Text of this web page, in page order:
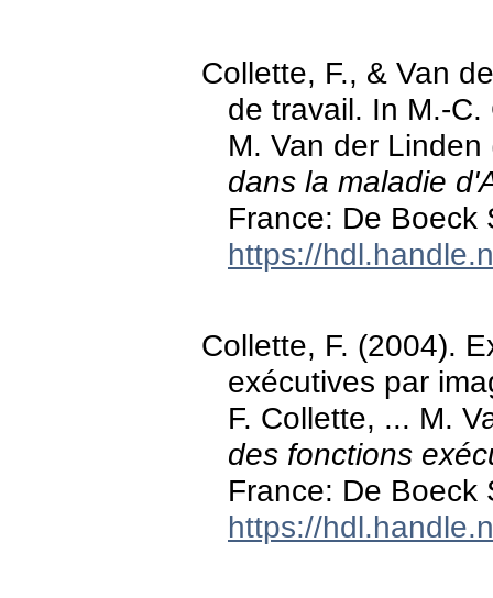
Collette, F., & Van
de travail. In M.-
M. Van der
dans la maladie
France: De Boeck
https://
Collette, F. (2004).
exécutives par
F. Collette, ... M.
des fonctions
France: De Boeck
https://